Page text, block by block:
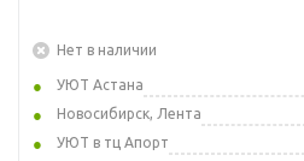
Нет в наличии
УЮТ Астана
Новосибирск, Лента
УЮТ в тц Апорт